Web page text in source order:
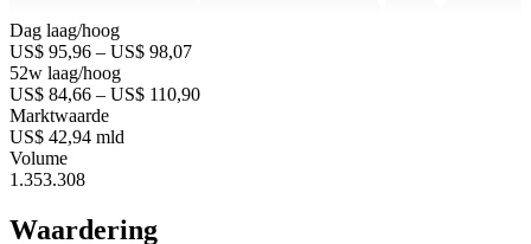
Dag laag/hoog
US$ 95,96 – US$ 98,07
52w laag/hoog
US$ 84,66 – US$ 110,90
Marktwaarde
US$ 42,94 mld
Volume
1.353.308
Waardering